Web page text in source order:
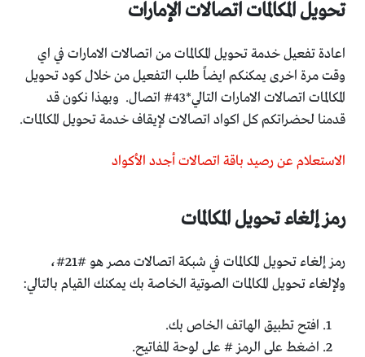
تحويل المكالمات اتصالات الإمارات
اعادة تفعيل خدمة تحويل المكالمات من اتصالات الامارات في اي
وقت مرة اخرى يمكنكم ايضاً طلب التفعيل من خلال كود تحويل
المكالمات اتصالات الامارات التالي*43# اتصال. وبهذا نكون قد
قدمنا لحضراتكم كل اكواد اتصالات لإيقاف خدمة تحويل المكالمات.
الاستعلام عن رصيد باقة اتصالات أجدد الأكواد
رمز إلغاء تحويل المكالمات
رمز إلغاء تحويل المكالمات في شبكة اتصالات مصر هو #21#،
ولإلغاء تحويل المكالمات الصوتية الخاصة بك يمكنك القيام بالتالي:
افتح تطبيق الهاتف الخاص بك.
اضغط على الرمز # على لوحة المفاتيح.